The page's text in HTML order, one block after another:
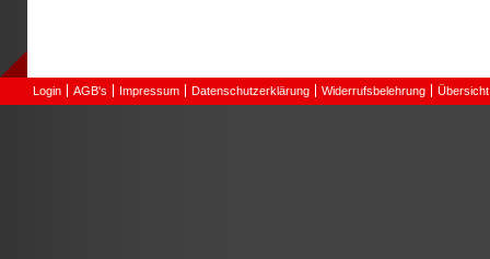
Login AGB's Impressum Datenschutzerklärung Widerrufsbelehrung